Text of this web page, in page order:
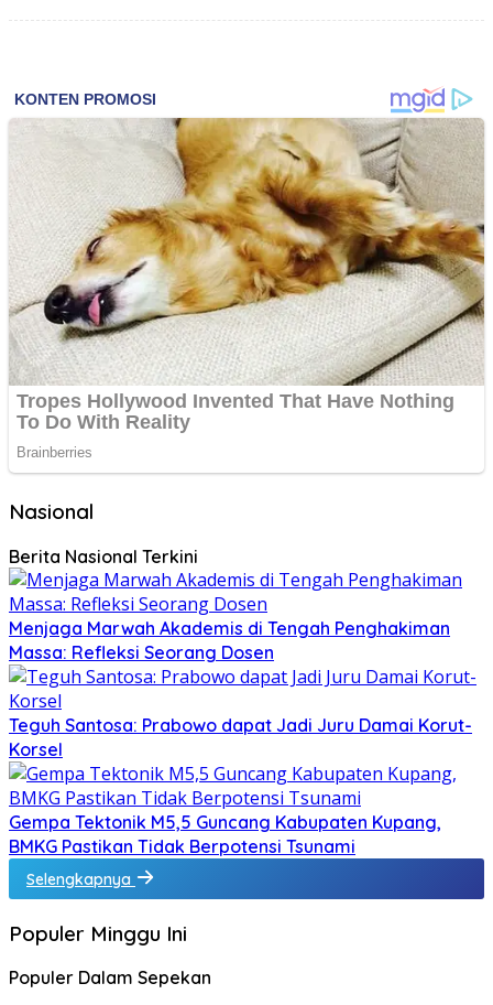
Nasional
Berita Nasional Terkini
Menjaga Marwah Akademis di Tengah Penghakiman
Massa: Refleksi Seorang Dosen
Teguh Santosa: Prabowo dapat Jadi Juru Damai Korut-
Korsel
Gempa Tektonik M5,5 Guncang Kabupaten Kupang,
BMKG Pastikan Tidak Berpotensi Tsunami
Selengkapnya
Populer Minggu Ini
Populer Dalam Sepekan